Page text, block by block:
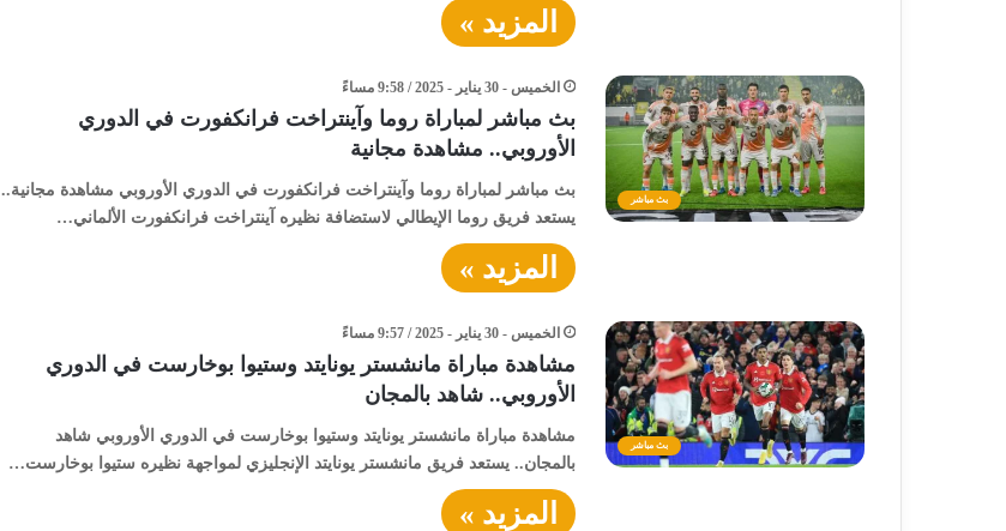
المزيد »
بث مباشر
الخميس - 30 يناير - 2025 / 9:58 مساءً
بث مباشر لمباراة روما وآينتراخت فرانكفورت في الدوري
الأوروبي.. مشاهدة مجانية
بث مباشر لمباراة روما وآينتراخت فرانكفورت في الدوري الأوروبي مشاهدة مجانية..
يستعد فريق روما الإيطالي لاستضافة نظيره آينتراخت فرانكفورت الألماني…
المزيد »
بث مباشر
الخميس - 30 يناير - 2025 / 9:57 مساءً
مشاهدة مباراة مانشستر يونايتد وستيوا بوخارست في الدوري
الأوروبي.. شاهد بالمجان
مشاهدة مباراة مانشستر يونايتد وستيوا بوخارست في الدوري الأوروبي شاهد
بالمجان.. يستعد فريق مانشستر يونايتد الإنجليزي لمواجهة نظيره ستيوا بوخارست…
المزيد »